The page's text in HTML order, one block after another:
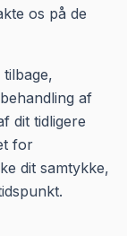
os på de
af
dit tidligere
for
dit samtykke,